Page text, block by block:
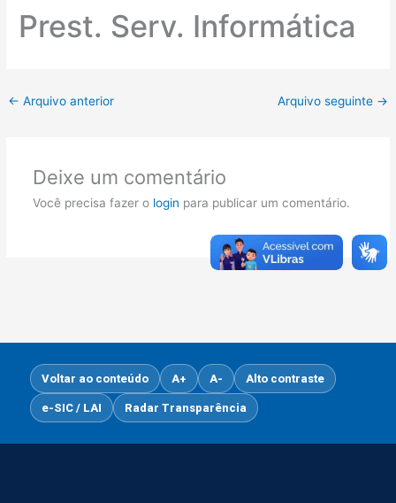
Prest. Serv. Informática
← Arquivo anterior Arquivo seguinte →
Deixe um comentário
Você precisa fazer o login para publicar um comentário.
Voltar ao conteúdo A+ A- Alto contraste
e-SIC / LAI Radar Transparência